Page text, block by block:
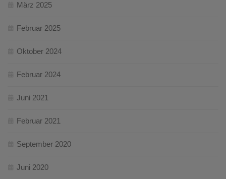
März 2025
Februar 2025
Oktober 2024
Februar 2024
Juni 2021
Februar 2021
September 2020
Juni 2020